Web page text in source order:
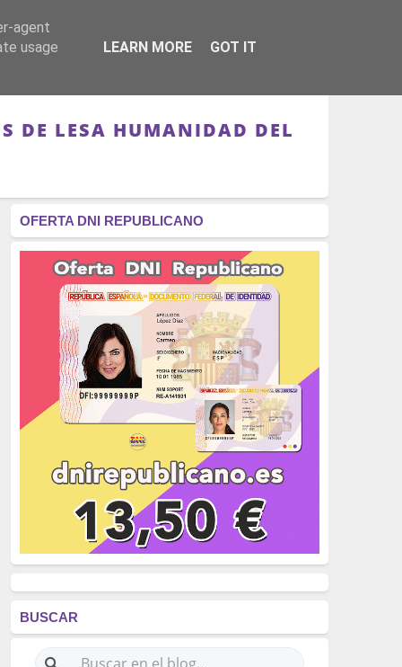
RÉGIMEN - MONARQUÍA
DE LESA HUMANIDAD DEL
OFERTA DNI REPUBLICANO
BUSCAR
agent
usage
LEARN MORE GOT IT